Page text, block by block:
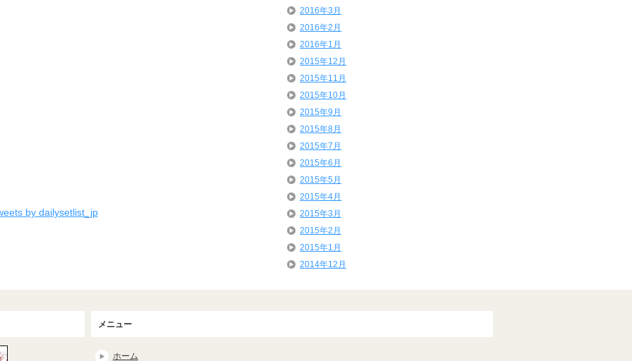
by dailysetlist_jp
2016年3月
2016年2月
2016年1月
2015年12月
2015年11月
2015年10月
2015年9月
2015年8月
2015年7月
2015年6月
2015年5月
2015年4月
2015年3月
2015年2月
2015年1月
2014年12月
メニュー
ホーム